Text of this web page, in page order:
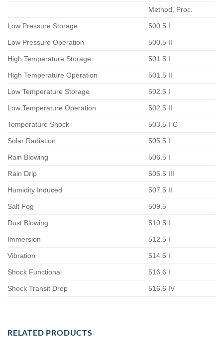
Method, Proc.
Low Pressure Storage 500.5 I
Low Pressure Operation 500.5 II
High Temperature Storage 501.5 I
High Temperature Operation 501.5 II
Low Temperature Storage 502.5 I
Low Temperature Operation 502.5 II
Temperature Shock 503.5 I-C
Solar Radiation 505.5 I
Rain Blowing 506.5 I
Rain Drip 506.5 III
Humidity Induced 507.5 II
Salt Fog 509.5
Dust Blowing 510.5 I
Immersion 512.5 I
Vibration 514.6 I
Shock Functional 516.6 I
Shock Transit Drop 516.6 IV
RELATED PRODUCTS